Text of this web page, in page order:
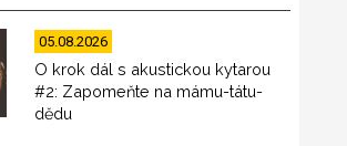
05.08.2026
O krok dál s akustickou kytarou
#2: Zapomeňte na mámu-tátu-
dědu